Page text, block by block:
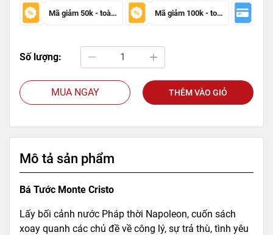
Mã giảm 50k - toàn sàn Mã giảm 100k - toàn sàn
Số lượng:
MUA NGAY THÊM VÀO GIỎ
Mô tả sản phẩm
Bá Tước Monte Cristo
Lấy bối cảnh nước Pháp thời Napoleon, cuốn sách
xoay quanh các chủ đề về công lý, sự trả thù, tình yêu